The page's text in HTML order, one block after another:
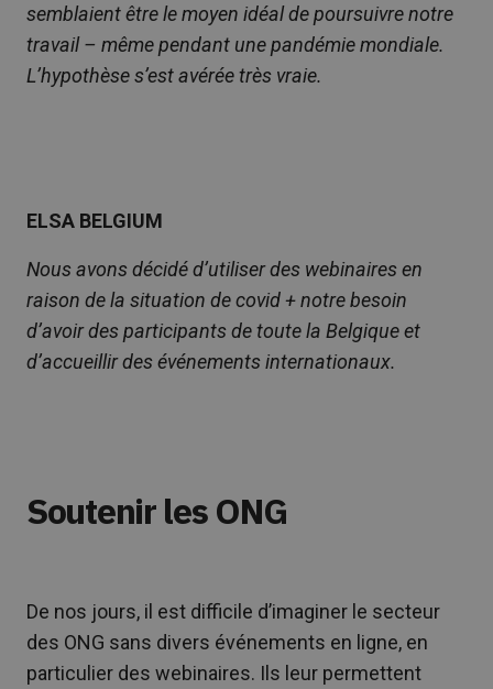
semblaient être le moyen idéal de poursuivre notre
travail – même pendant une pandémie mondiale.
L’hypothèse s’est avérée très vraie.
ELSA BELGIUM
Nous avons décidé d’utiliser des webinaires en
raison de la situation de covid + notre besoin
d’avoir des participants de toute la Belgique et
d’accueillir des événements internationaux.
Soutenir les ONG
De nos jours, il est difficile d’imaginer le secteur
des ONG sans divers événements en ligne, en
particulier des webinaires. Ils leur permettent